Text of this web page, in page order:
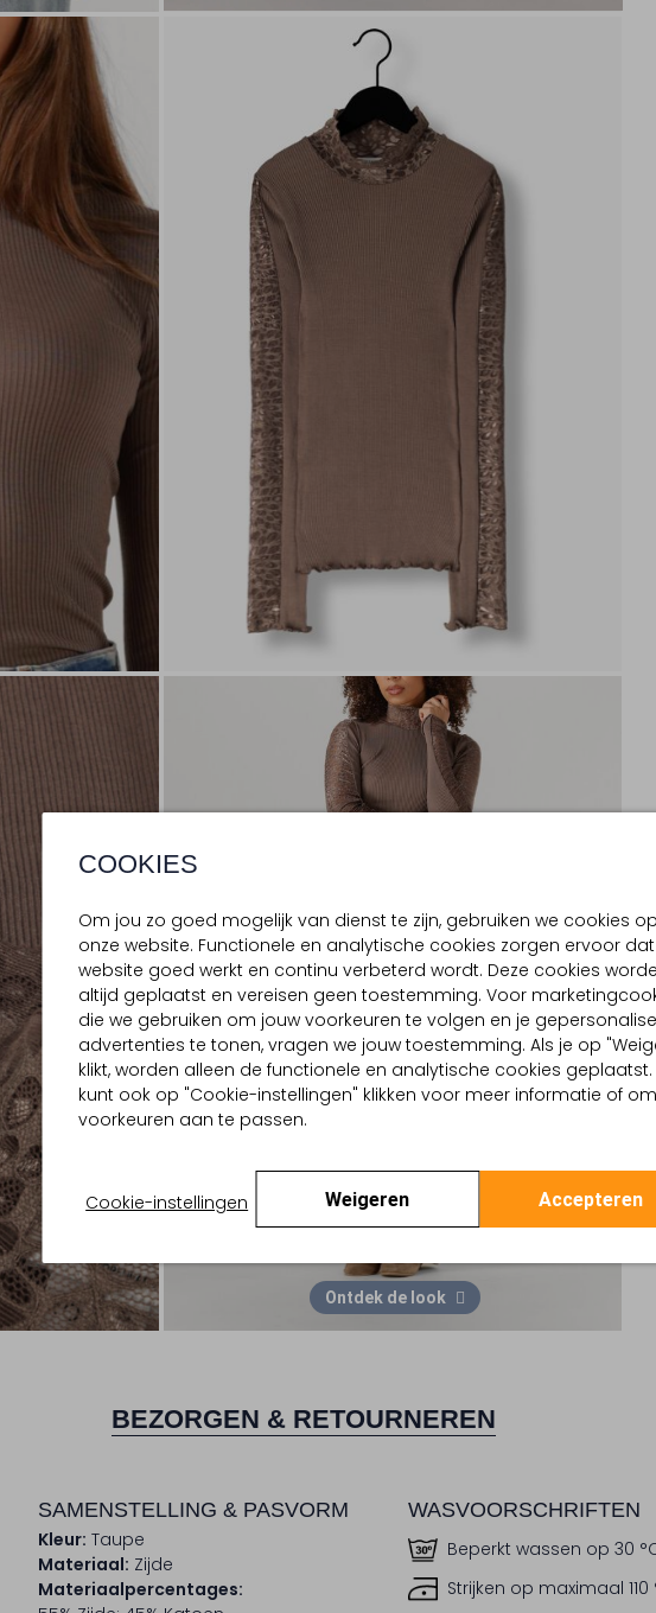
COOKIES
Om jou zo goed mogelijk van dienst te zijn, gebruiken we cookies op
onze website. Functionele en analytische cookies zorgen ervoor
website goed werkt en continu verbeterd wordt. Deze cookies
altijd geplaatst en vereisen geen toestemming. Voor
die we gebruiken om jouw voorkeuren te volgen en je
advertenties te tonen, vragen we jouw toestemming. Als je op
klikt, worden alleen de functionele en analytische cookies geplaatst.
kunt ook op "Cookie-instellingen" klikken voor meer informatie of
voorkeuren aan te passen.
Cookie-instellingen Weigeren Accepteren
Ontdek de look
BEZORGEN & RETOURNEREN
SAMENSTELLING & PASVORM
Kleur: Taupe
Materiaal: Zijde
Materiaalpercentages:
WASVOORSCHRIFTEN
Beperkt wassen op 30
Strijken op maximaal 110